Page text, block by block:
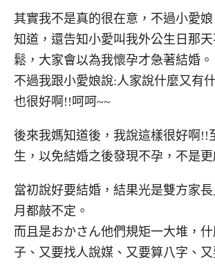
其實我不是真的很在意，不過小愛
知道，還告知小愛叫我外公生日那
鬆，大家會以為我懷孕才急著結婚。
不過我跟小愛娘說:人家說什麼又有
也很好啊!!呵呵~~
後來我媽知道後，我說這樣很好啊!!
生，以免結婚之後發現不孕，不是
當初說好要結婚，結果光是雙方家
月都敲不定。
而且是おかさん他們規矩一大堆，什
子、又要找人說媒、又要算八字、